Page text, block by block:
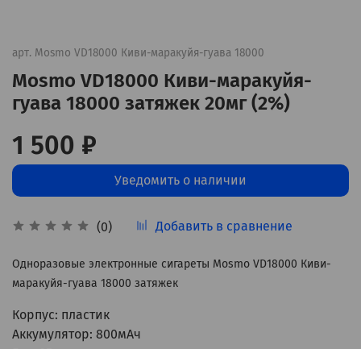
арт. Mosmo VD18000 Киви-маракуйя-гуава 18000
Mosmo VD18000 Киви-маракуйя-
гуава 18000 затяжек 20мг (2%)
(0) Добавить в сравнение
1 500 ₽
Уведомить о наличии
Одноразовые электронные сигареты Mosmo VD18000 Киви-
маракуйя-гуава 18000 затяжек
Корпус: пластик
Аккумулятор: 800мАч